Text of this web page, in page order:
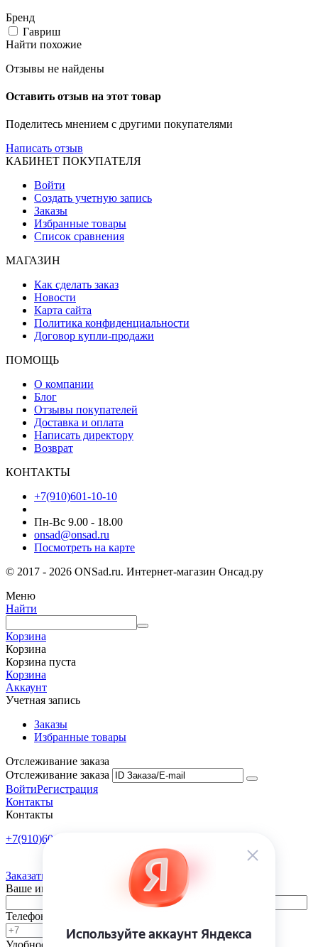
Бренд
Гавриш
Найти похожие
Отзывы не найдены
Оставить отзыв на этот товар
Поделитесь мнением с другими покупателями
Написать отзыв
КАБИНЕТ ПОКУПАТЕЛЯ
Войти
Создать учетную запись
Заказы
Избранные товары
Список сравнения
МАГАЗИН
Как сделать заказ
Новости
Карта сайта
Политика конфиденциальности
Договор купли-продажи
ПОМОЩЬ
О компании
Блог
Отзывы покупателей
Доставка и оплата
Написать директору
Возврат
КОНТАКТЫ
+7(910)601-10-10
Пн-Вс 9.00 - 18.00
onsad@onsad.ru
Посмотреть на карте
© 2017 - 2026 ONSad.ru. Интернет-магазин Онсад.ру
Меню
Найти
Корзина
Корзина
Корзина пуста
Корзина
Аккаунт
Учетная запись
Заказы
Избранные товары
Отслеживание заказа
Отслеживание заказа
ВойтиРегистрация
Контакты
Контакты
+7(910)601-10-10
Заказать обратный звонок
Ваше имя
Телефон